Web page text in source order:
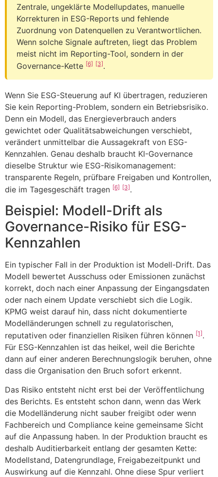
Zentrale, ungeklärte Modellupdates, manuelle
Korrekturen in ESG-Reports und fehlende
Zuordnung von Datenquellen zu Verantwortlichen.
Wenn solche Signale auftreten, liegt das Problem
meist nicht im Reporting-Tool, sondern in der
Governance-Kette [6] [3].
Wenn Sie ESG-Steuerung auf KI übertragen, reduzieren
Sie kein Reporting-Problem, sondern ein Betriebsrisiko.
Denn ein Modell, das Energieverbrauch anders
gewichtet oder Qualitätsabweichungen verschiebt,
verändert unmittelbar die Aussagekraft von ESG-
Kennzahlen. Genau deshalb braucht KI-Governance
dieselbe Struktur wie ESG-Risikomanagement:
transparente Regeln, prüfbare Freigaben und Kontrollen,
die im Tagesgeschäft tragen [6] [3].
Beispiel: Modell-Drift als
Governance-Risiko für ESG-
Kennzahlen
Ein typischer Fall in der Produktion ist Modell-Drift. Das
Modell bewertet Ausschuss oder Emissionen zunächst
korrekt, doch nach einer Anpassung der Eingangsdaten
oder nach einem Update verschiebt sich die Logik.
KPMG weist darauf hin, dass nicht dokumentierte
Modelländerungen schnell zu regulatorischen,
reputativen oder finanziellen Risiken führen können [1].
Für ESG-Kennzahlen ist das heikel, weil die Berichte
dann auf einer anderen Berechnungslogik beruhen, ohne
dass die Organisation den Bruch sofort erkennt.
Das Risiko entsteht nicht erst bei der Veröffentlichung
des Berichts. Es entsteht schon dann, wenn das Werk
die Modelländerung nicht sauber freigibt oder wenn
Fachbereich und Compliance keine gemeinsame Sicht
auf die Anpassung haben. In der Produktion braucht es
deshalb Auditierbarkeit entlang der gesamten Kette:
Modellstand, Datengrundlage, Freigabezeitpunkt und
Auswirkung auf die Kennzahl. Ohne diese Spur verliert